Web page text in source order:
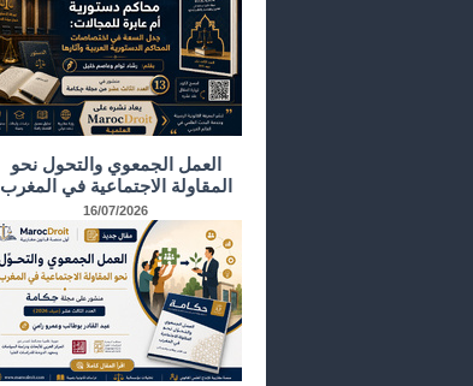
العمل الجمعوي والتحول نحو
المقاولة الاجتماعية في المغرب
16/07/2026